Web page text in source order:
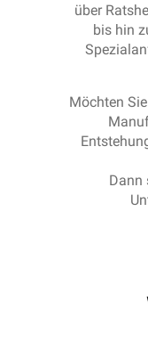
über
bis hin
Möchten
Dann